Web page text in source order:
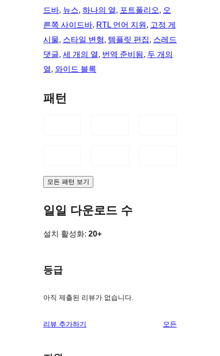
드바, 뉴스, 하나의 열, 포트폴리오, 오
른쪽 사이드바, RTL 언어 지원 , 고정 게
시물, 스타일 변형, 템플릿 편집, 스레드
댓글, 세 개의 열, 번역 준비됨, 두 개의
열, 와이드 블록
패턴
모든 패턴 보기
일일 다운로드 수
설치 활성화: 20+
등급
아직 제출된 리뷰가 없습니다.
리뷰 추가하기 모든